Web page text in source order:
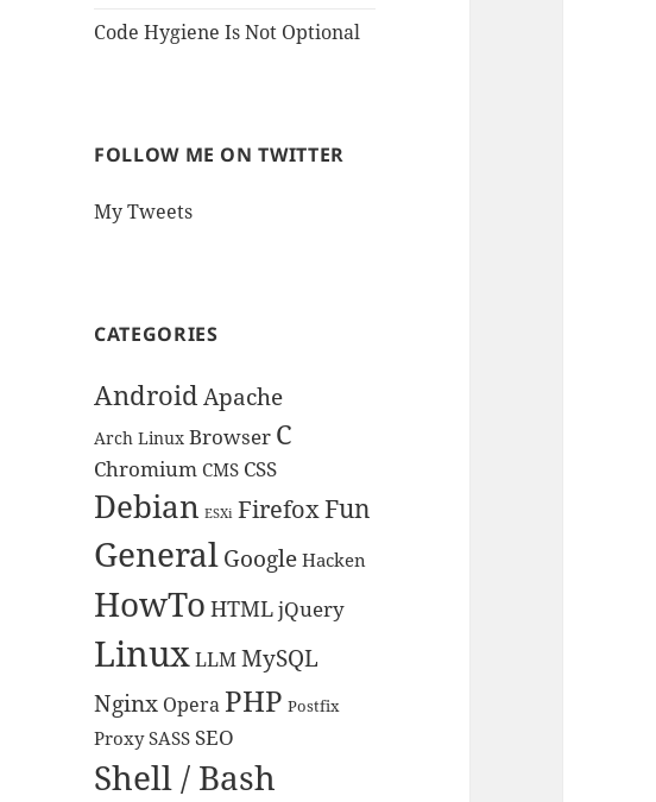
Code Hygiene Is Not Optional
FOLLOW ME ON TWITTER
My Tweets
CATEGORIES
AndroidApache
Arch Linux Browser C
Chromium CMS CSS
Debian ESXi FirefoxFun
GeneralGoogle Hacken
HowTo HTMLjQuery
LinuxLLMMySQL
Nginx Opera PHP Postfix
Proxy SASS SEO
Shell / Bash